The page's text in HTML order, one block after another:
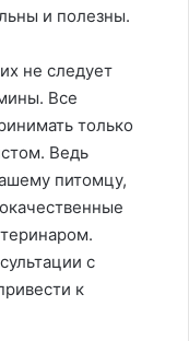
и полезны.
не следует
Все
только
Ведь
питомцу,
с
к